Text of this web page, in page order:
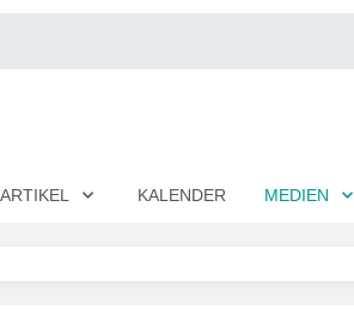
ARTIKEL KALENDER MEDIEN